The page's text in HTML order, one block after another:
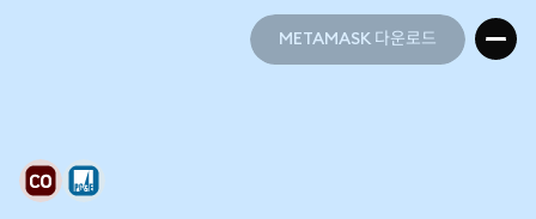
METAMASK 다운로드